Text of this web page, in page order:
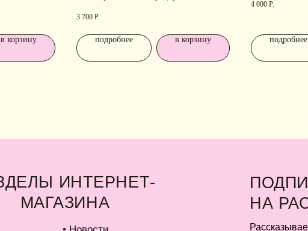
в корзину
3 700 Р.
подробнее в корзину
4 000 Р.
подробнее
• Обмен и возврат
• Доставка и оплата
• Рекомендации по уходу
коллекциях, акциях и трендах